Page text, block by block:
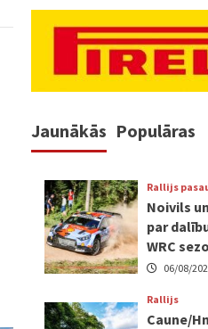
Jaunākās Populāras
Rallijs
Noivils
par
WRC
06/08/
Rallijs
Caune/